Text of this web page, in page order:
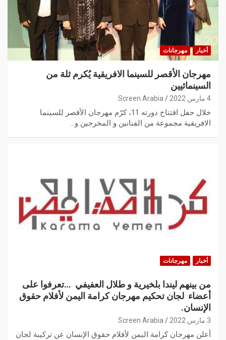
أخبار مهرجانات
مهرجان الأقصر للسينما الافريقية يُكرم ثلة من
السينمائيين
4 مارس 2022 Screen Arabia
خلال حفل افتتاح دورته 11، كرّم مهرجان الأقصر للسينما
الافريقية مجموعة من الفنانين و المخرجين و…
أخبار مهرجانات
من بينهم ليندا بلخيرية و طلال العفيفي …تعرفوا على
أعضاء لجان تحكيم مهرجان كرامة اليمن لأفلام حقوق
الإنسان.
3 مارس 2022 Screen Arabia
أعلن مهرجان كرامة اليمن لأفلام حقوق الإنسان عن تركيبة لجان